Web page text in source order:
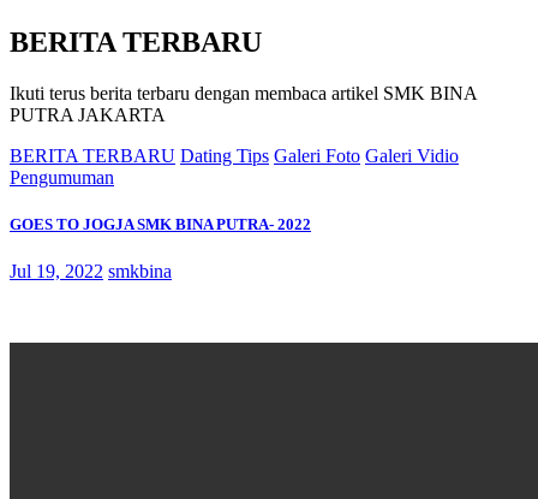
BERITA TERBARU
Ikuti terus berita terbaru dengan membaca artikel SMK BINA
PUTRA JAKARTA
BERITA TERBARU Dating Tips Galeri Foto Galeri Vidio
Pengumuman
GOES TO JOGJA SMK BINA PUTRA- 2022
Jul 19, 2022 smkbina